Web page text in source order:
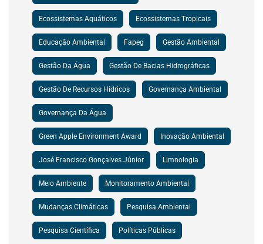
Ecossistemas Aquáticos Ecossistemas Tropicais
Educação Ambiental Fapeg Gestão Ambiental
Gestão Da Água Gestão De Bacias Hidrográficas
Gestão De Recursos Hídricos Governança Ambiental
Governança Da Água
Green Apple Environment Award Inovação Ambiental
José Francisco Gonçalves Júnior Limnologia
Meio Ambiente Monitoramento Ambiental
Mudanças Climáticas Pesquisa Ambiental
Pesquisa Científica Políticas Públicas